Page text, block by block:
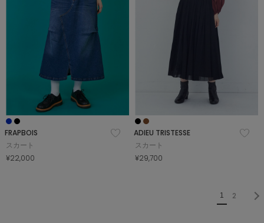
FRAPBOIS
スカート
¥22,000
ADIEU TRISTESSE
スカート
¥29,700
1 2